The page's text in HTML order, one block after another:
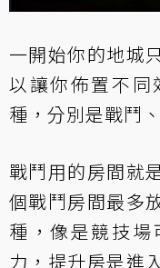
一開始你的地城
以讓你佈置不同
種，分別是戰鬥
戰鬥用的房間就
個戰鬥房間最多
種，像是競技
力，提升房是進